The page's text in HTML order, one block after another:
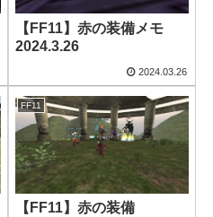
【FF11】赤の装備メモ
2024.3.26
2024.03.26
FF11
【FF11】赤の装備